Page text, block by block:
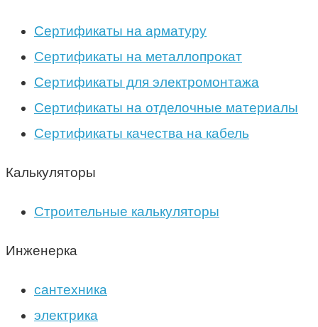
Сертификаты на арматуру
Сертификаты на металлопрокат
Сертификаты для электромонтажа
Сертификаты на отделочные материалы
Сертификаты качества на кабель
Калькуляторы
Строительные калькуляторы
Инженерка
сантехника
электрика